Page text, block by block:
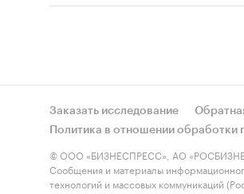
Заказать исследование
Политика в отношении обработки
© ООО «БИЗНЕСПРЕСС», АО
Сообщения и материалы
технологий и массовых коммуникаций